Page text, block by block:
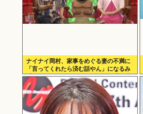
ナイナイ岡村、家事をめぐる妻の不満に
「言ってくれたら済む話やん」になるみ
「バイトやったらクビやで」説教受け黙
り込む